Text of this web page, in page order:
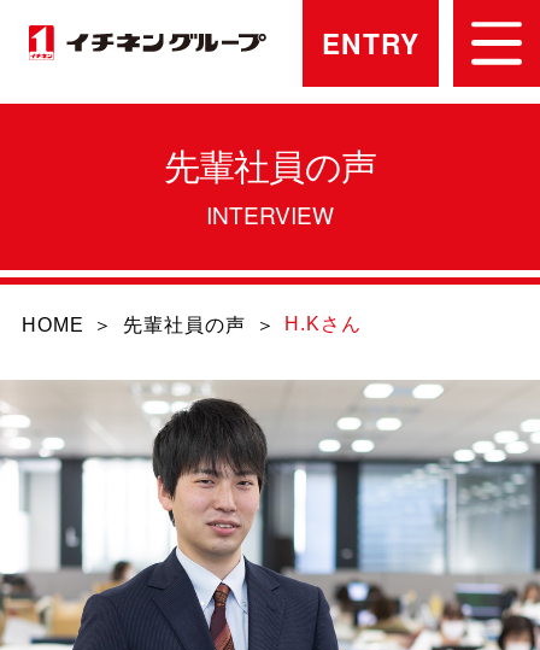
ENTRY
先輩社員の声
INTERVIEW
HOME 先輩社員の声 H.Kさん